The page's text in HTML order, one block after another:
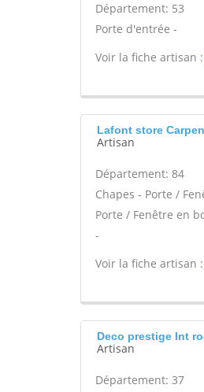
Département: 53
Porte d'entrée -
Voir la fiche artisan :
Lafont store
Artisan
Département: 84
Chapes - Porte /
Porte / Fenêtre en
-
Voir la fiche artisan :
Deco prestige Int
Artisan
Département: 37